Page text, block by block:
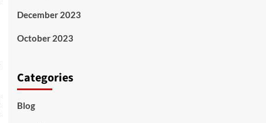
December 2023
October 2023
Categories
Blog